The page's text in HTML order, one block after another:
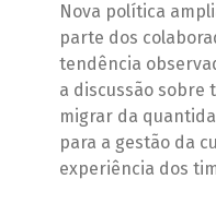
Nova política
parte dos
tendência
a discussão sobre
migrar da
para a gestão da
experiência dos